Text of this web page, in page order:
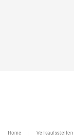
Home | Verkaufsstellen